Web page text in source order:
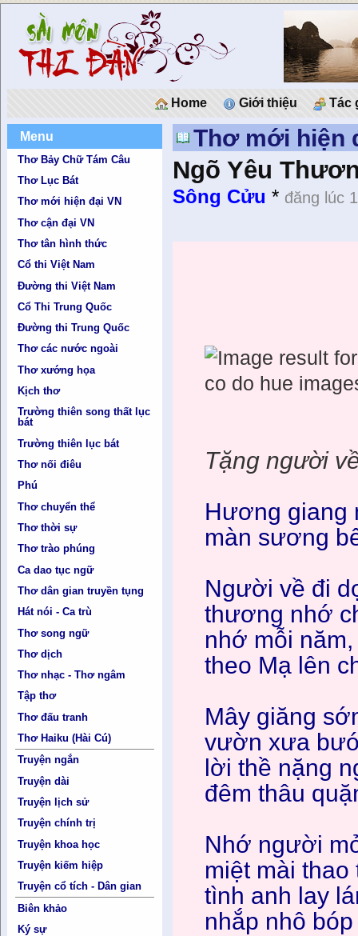
Home Giới thiệu Tác
Menu
Thơ Bảy Chữ Tám Câu
Thơ Lục Bát
Thơ mới hiện đại VN
Thơ cận đại VN
Thơ tân hình thức
Cổ thi Việt Nam
Đường thi Việt Nam
Cổ Thi Trung Quốc
Đường thi Trung Quốc
Thơ các nước ngoài
Thơ xướng họa
Kịch thơ
Trường thiên song thất lục
bát
Trường thiên lục bát
Thơ nối điêu
Phú
Thơ chuyển thể
Thơ thời sự
Thơ trào phúng
Ca dao tục ngữ
Thơ dân gian truyền tụng
Hát nói - Ca trù
Thơ song ngữ
Thơ dịch
Thơ nhạc - Thơ ngâm
Tập thơ
Thơ đấu tranh
Thơ Haiku (Hài Cú)
Truyện ngắn
Truyện dài
Truyện lịch sử
Truyện chính trị
Truyện khoa học
Truyện kiếm hiệp
Truyện cổ tích - Dân gian
Biên khảo
Ký sự
Thơ mới hiện
Ngõ Yêu
Sông Cửu * đăng lúc
Tặng người
Hương giang
màn sương
Người về đi
thương nhớ
nhớ mỗi
theo Mạ lên
Mây giăng
vườn xưa
lời thề nặng
đêm thâu
Nhớ người
miệt mài
tình anh lay
nhắp nhô